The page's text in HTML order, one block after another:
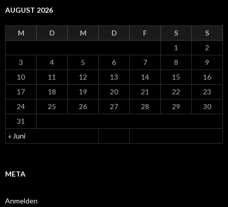
AUGUST 2026
M D M D F S S
« Juni
1
2
3
4 5 6 7 8
9
10
11 12 13 14 15
16
17
18 19 20 21 22
23
24
25 26 27 28 29
30
31
META
Anmelden